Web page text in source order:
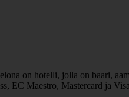
on hotelli, jolla on baari,
EC Maestro, Mastercard ja